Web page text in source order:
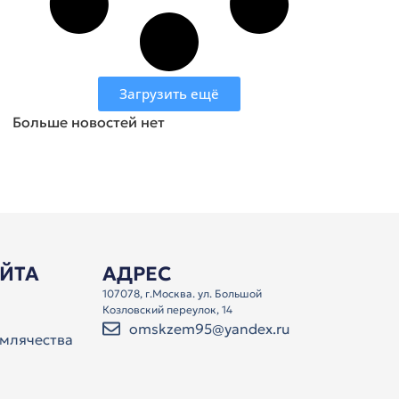
Загрузить ещё
Больше новостей нет
АДРЕС
107078, г.Москва. ул. Большой
Козловский переулок, 14
omskzem95@yandex.ru